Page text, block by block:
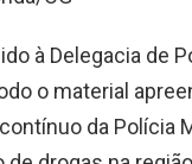
à Delegacia de
o material
da Polícia